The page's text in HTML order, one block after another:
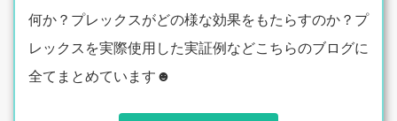
何か？プレックスがどの様な効果をもたらすのか？プ
レックスを実際使用した実証例などこちらのブログに
全てまとめています☻